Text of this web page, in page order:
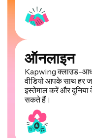
ऑनलाइन
Kapwing क्लाउड-
वीडियो आपके साथ हर
इस्तेमाल करें और दुनिया
सकते हैं।